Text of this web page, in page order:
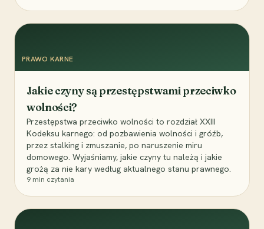
PRAWO KARNE
Jakie czyny są przestępstwami przeciwko
wolności?
Przestępstwa przeciwko wolności to rozdział XXIII
Kodeksu karnego: od pozbawienia wolności i gróźb,
przez stalking i zmuszanie, po naruszenie miru
domowego. Wyjaśniamy, jakie czyny tu należą i jakie
grożą za nie kary według aktualnego stanu prawnego.
9 min czytania